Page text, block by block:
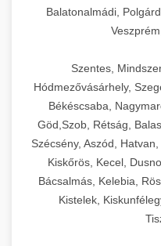
Balatonalmádi,
Szentes,
Hódmezővásárhely,
Békéscsaba,
Göd,Szob, Rétság,
Szécsény, Aszód,
Kiskőrös, Kecel,
Bácsalmás, Kelebia,
Kistelek,